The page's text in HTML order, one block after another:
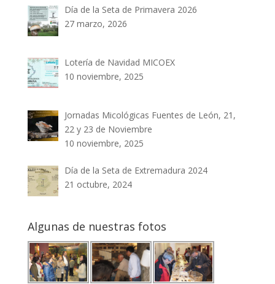
Día de la Seta de Primavera 2026
27 marzo, 2026
Lotería de Navidad MICOEX
10 noviembre, 2025
Jornadas Micológicas Fuentes de León, 21,
22 y 23 de Noviembre
10 noviembre, 2025
Día de la Seta de Extremadura 2024
21 octubre, 2024
Algunas de nuestras fotos